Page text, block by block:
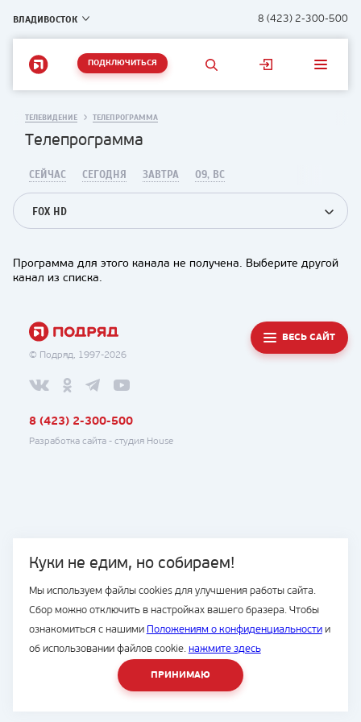
ВЛАДИВОСТОК 8 (423) 2-300-500
ПОДКЛЮЧИТЬСЯ
Куки не едим, но собираем!
Мы используем файлы cookies для улучшения работы сайта.
Сбор можно отключить в настройках вашего бразера. Чтобы
ознакомиться с нашими Положениям о конфиденциальностии
об использовании файлов cookie. нажмите здесь
ПРИНИМАЮ
ТЕЛЕВИДЕНИЕ ТЕЛЕПРОГРАММА
Телепрограмма
СЕЙЧАС СЕГОДНЯ ЗАВТРА 09, ВС
FOX HD
Программа для этого канала не получена. Выберите другой
канал из списка.
© Подряд, 1997-2026
ВЕСЬ САЙТ
8 (423) 2-300-500
Разработка сайта - студия House